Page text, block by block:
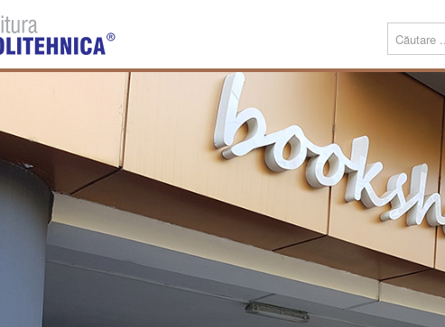
Prezentare
Despre
Misiune
Echipa
Editură
Carte
Periodice
Teze de doctorat
Download
Tipografie
Servicii
Produse